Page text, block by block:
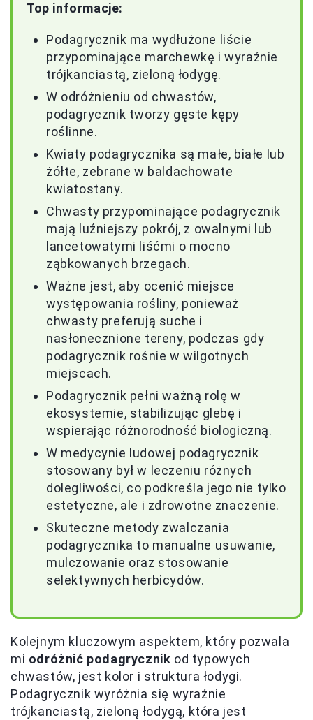
Top informacje:
Podagrycznik ma wydłużone liście
przypominające marchewkę i wyraźnie
trójkanciastą, zieloną łodygę.
W odróżnieniu od chwastów,
podagrycznik tworzy gęste kępy
roślinne.
Kwiaty podagrycznika są małe, białe lub
żółte, zebrane w baldachowate
kwiatostany.
Chwasty przypominające podagrycznik
mają luźniejszy pokrój, z owalnymi lub
lancetowatymi liśćmi o mocno
ząbkowanych brzegach.
Ważne jest, aby ocenić miejsce
występowania rośliny, ponieważ
chwasty preferują suche i
nasłonecznione tereny, podczas gdy
podagrycznik rośnie w wilgotnych
miejscach.
Podagrycznik pełni ważną rolę w
ekosystemie, stabilizując glebę i
wspierając różnorodność biologiczną.
W medycynie ludowej podagrycznik
stosowany był w leczeniu różnych
dolegliwości, co podkreśla jego nie tylko
estetyczne, ale i zdrowotne znaczenie.
Skuteczne metody zwalczania
podagrycznika to manualne usuwanie,
mulczowanie oraz stosowanie
selektywnych herbicydów.
Kolejnym kluczowym aspektem, który pozwala
mi odróżnić podagrycznik od typowych
chwastów, jest kolor i struktura łodygi.
Podagrycznik wyróżnia się wyraźnie
trójkanciastą, zieloną łodygą, która jest